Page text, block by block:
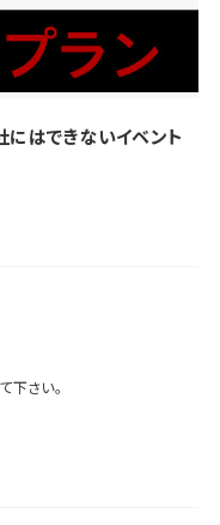
にはできないイベント
下さい。